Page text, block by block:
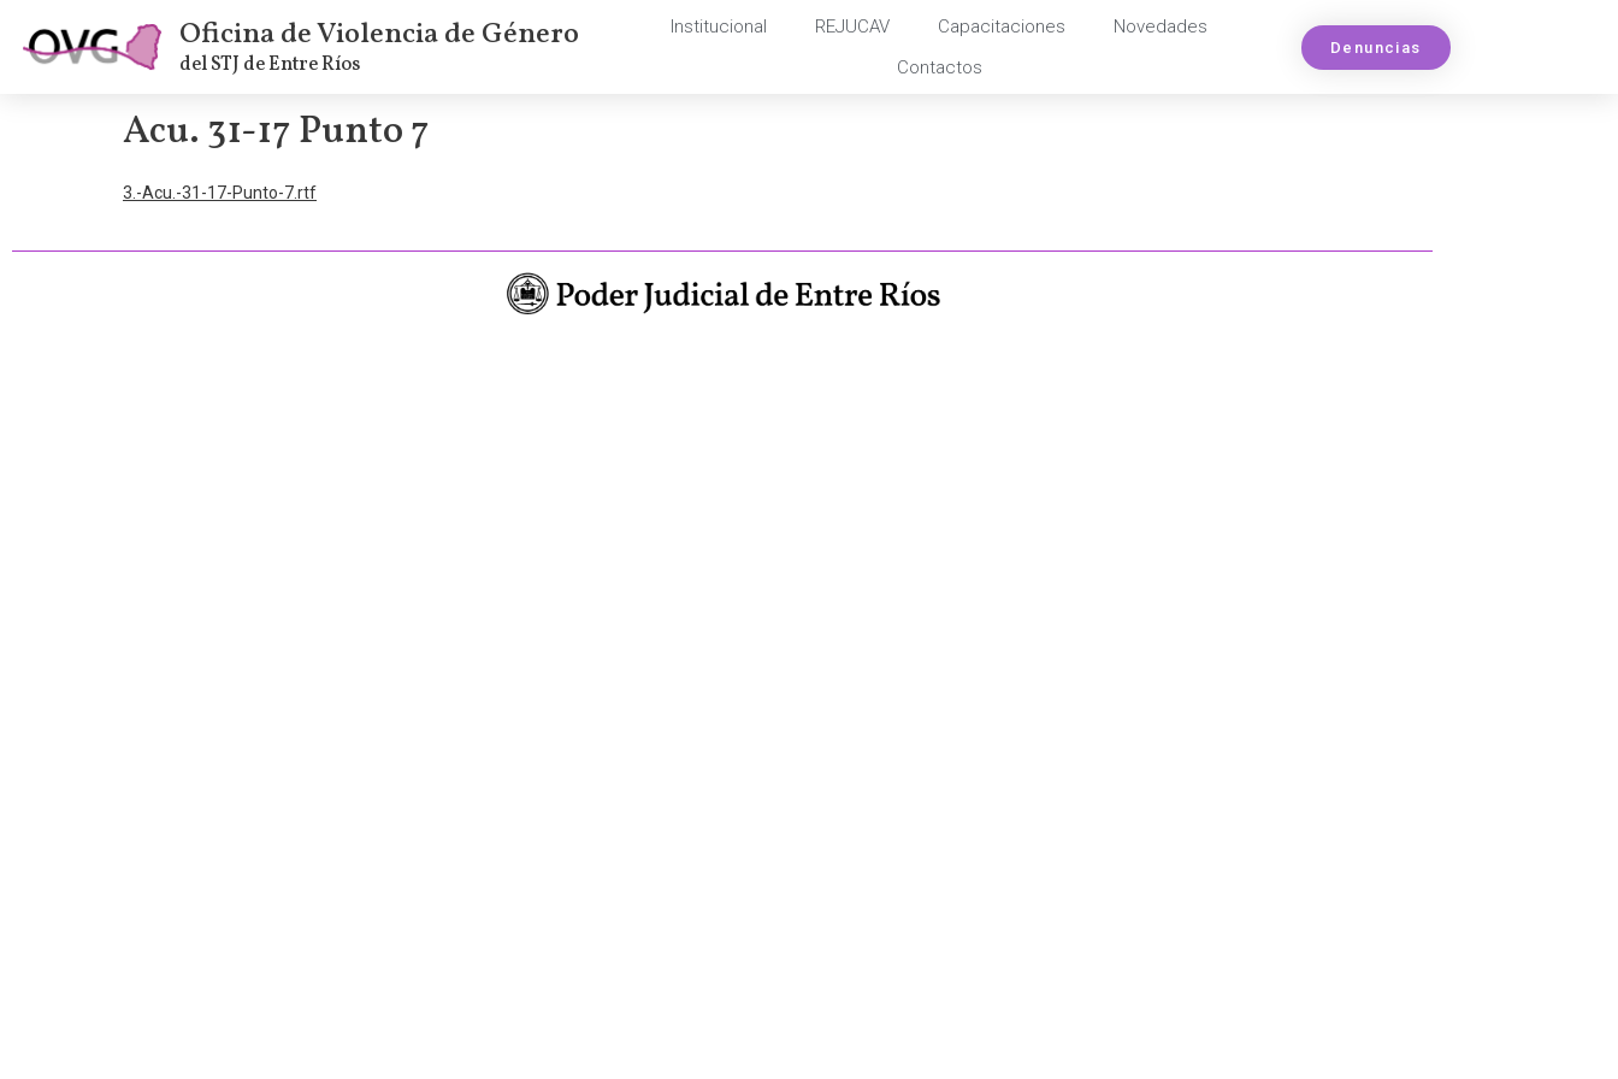
Oficina de Violencia de Género
del STJ de Entre Ríos
Institucional REJUCAV Capacitaciones
Novedades
Contactos
Denuncias
Acu. 31-17 Punto 7
3.-Acu.-31-17-Punto-7.rtf